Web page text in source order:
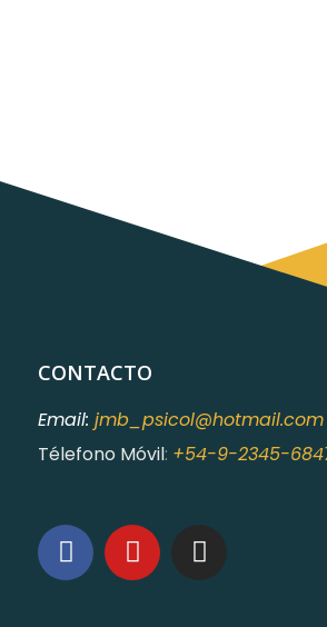
CONTACTO
Email: jmb_psicol@hotmail.com
Télefono Móvil: +54-9-2345-